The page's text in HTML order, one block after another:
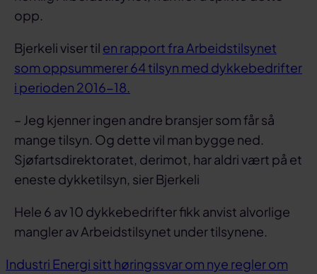
opp.
Bjerkeli viser til en rapport fra Arbeidstilsynet
som oppsummerer 64 tilsyn med dykkebedrifter
i perioden 2016-18.
– Jeg kjenner ingen andre bransjer som får så
mange tilsyn. Og dette vil man bygge ned.
Sjøfartsdirektoratet, derimot, har aldri vært på et
eneste dykketilsyn, sier Bjerkeli
Hele 6 av 10 dykkebedrifter fikk anvist alvorlige
mangler av Arbeidstilsynet under tilsynene.
Industri Energi sitt høringssvar om nye regler om